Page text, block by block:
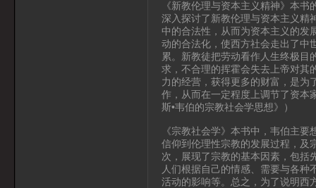
《新教伦理与资本主义精神》本
深入探讨了新教伦理与资本主义精
中的合法性，从而为资本主义的发
动的合法化，使西方社会走出了中
累。新教徒把劳动看作人生终极目
求，不合理的挥霍会失去上帝对其
力的经营，获得更多的财富，是为
作，从而在一定程度上调节了资本
斯•韦伯的宗教社会学思想》）
《宗教社会学》本书中，韦伯主
信仰到伦理性宗教的发展过程，及
次，展现了宗教的基本因素，包括
人们根据自己的情感、需要与各
活动的影响等。总之，为了说明西